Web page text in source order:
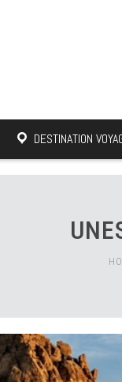
DESTINATION